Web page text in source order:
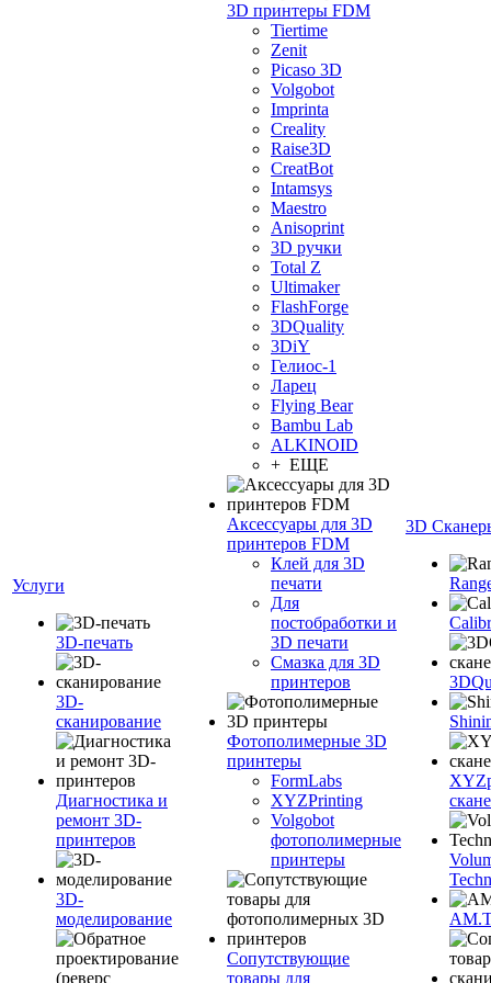
Услуги
3D-печать
3D-
сканирование
Диагностика и
ремонт 3D-
принтеров
3D-
моделирование
3D принтеры FDM
Tiertime
Zenit
Picaso 3D
Volgobot
Imprinta
Creality
Raise3D
CreatBot
Intamsys
Maestro
Anisoprint
3D ручки
Total Z
Ultimaker
FlashForge
3DQuality
3DiY
Гелиос-1
Ларец
Flying Bear
Bambu Lab
ALKINOID
+ ЕЩЕ
Аксессуары для 3D
принтеров FDM
Клей для 3D
печати
Для
постобработки и
3D печати
Смазка для 3D
принтеров
Фотополимерные 3D
принтеры
FormLabs
XYZPrinting
Volgobot
фотополимерные
принтеры
Сопутствующие
товары для
3D